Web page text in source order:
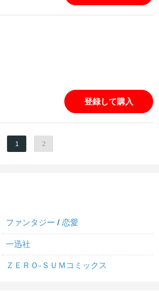
登録して購入
1 2
ファンタジー /恋愛
一迅社
ＺＥＲＯ-ＳＵＭコミックス